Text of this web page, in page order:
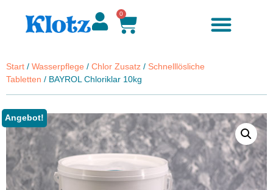
0
Start / Wasserpflege / Chlor Zusatz / Schnelllösliche
Tabletten / BAYROL Chloriklar 10kg
Angebot!